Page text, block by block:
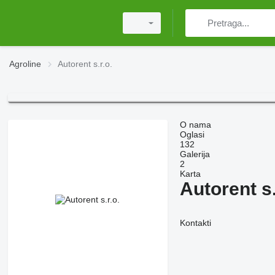
Agroline Autorent s.r.o.
O nama
Oglasi
132
Galerija
2
Karta
Autorent
Kontakti